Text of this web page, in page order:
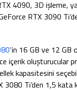
4090, 3D işleme,
RTX 3090
‘in 16 GB ve 12 GB
içerik oluşturucular
kapasitesini
Ti’den 1,5 kata